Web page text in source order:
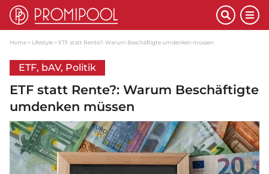
Home Lifestyle ETF statt Rente?: Warum Beschäftigte umdenken müssen
ETF, bAV, Politik
ETF statt Rente?: Warum Beschäftigte
umdenken müssen